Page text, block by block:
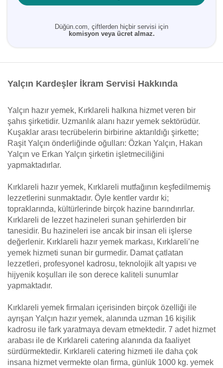
Düğün.com, çiftlerden hiçbir servisi için
komisyon veya ücret almaz.
Yalçın Kardeşler İkram Servisi Hakkında
Yalçın hazır yemek, Kırklareli halkına hizmet veren bir
şahıs şirketidir. Uzmanlık alanı hazır yemek sektörüdür.
Kuşaklar arası tecrübelerin birbirine aktarıldığı şirkette;
Raşit Yalçın önderliğinde oğulları: Özkan Yalçın, Hakan
Yalçın ve Erkan Yalçın şirketin işletmeciliğini
yapmaktadırlar.
Kırklareli hazır yemek, Kırklareli mutfağının keşfedilmemiş
lezzetlerini sunmaktadır. Öyle kentler vardır ki;
topraklarında, kültürlerinde birçok hazine barındırırlar.
Kırklareli de lezzet hazineleri sunan şehirlerden bir
tanesidir. Bu hazineleri ise ancak bir insan eli işlerse
değerlenir. Kırklareli hazır yemek markası, Kırklareli’ne
yemek hizmeti sunan bir gurmedir. Damat çatlatan
lezzetleri, profesyonel kadrosu, teknolojik alt yapısı ve
hijyenik koşulları ile son derece kaliteli sunumlar
yapmaktadır.
Kırklareli yemek firmaları içerisinden birçok özelliği ile
ayrışan Yalçın hazır yemek, alanında uzman 16 kişilik
kadrosu ile fark yaratmaya devam etmektedir. 7 adet hizmet
arabası ile de Kırklareli catering alanında da faaliyet
sürdürmektedir. Kırklareli catering hizmeti ile daha çok
insana hizmet vermekte olan firma, günlük 1000 kg. yemek